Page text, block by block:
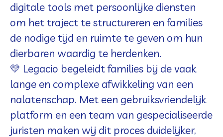
digitale tools met persoonlijke diensten
om het traject te structureren en families
de nodige tijd en ruimte te geven om hun
dierbaren waardig te herdenken.
💛 Legacio begeleidt families bij de vaak
lange en complexe afwikkeling van een
nalatenschap. Met een gebruiksvriendelijk
platform en een team van gespecialiseerde
juristen maken wij dit proces duidelijker,